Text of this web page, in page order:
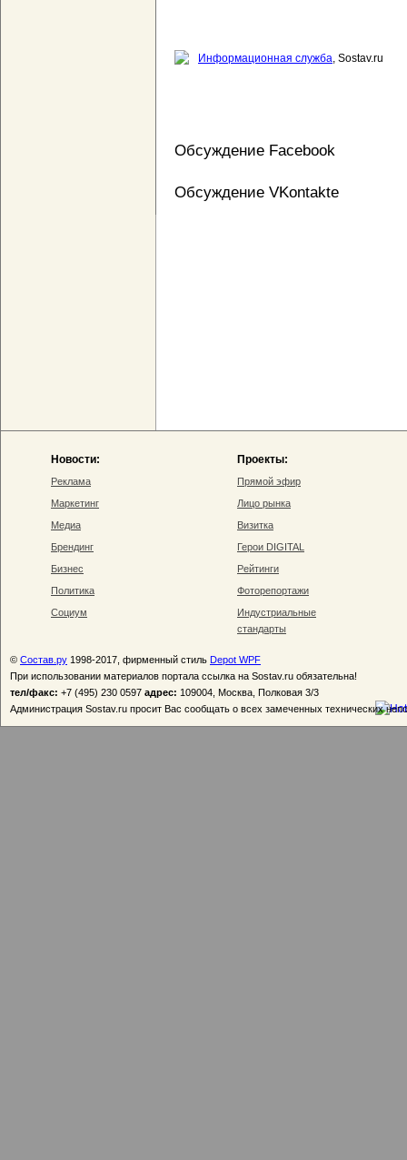
Информационная служба, Sostav.ru
Обсуждение Facebook
Обсуждение VKontakte
Новости:
Реклама
Маркетинг
Медиа
Брендинг
Бизнес
Политика
Социум
Проекты:
Прямой эфир
Лицо рынка
Визитка
Герои DIGITAL
Рейтинги
Фоторепортажи
Индустриальные
стандарты
© Состав.ру 1998-2017, фирменный стиль Depot WPF
При использовании материалов портала ссылка на Sostav.ru обязательна!
тел/факс: +7 (495) 230 0597 адрес: 109004, Москва, Полковая 3/3
Администрация Sostav.ru просит Вас сообщать о всех замеченных технических